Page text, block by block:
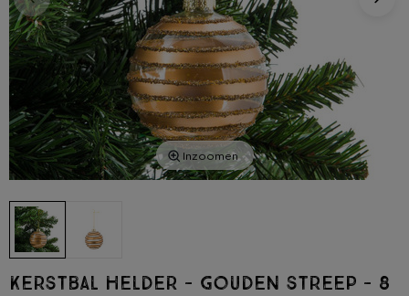
Inzoomen
Kerstbal helder - gouden streep - 8